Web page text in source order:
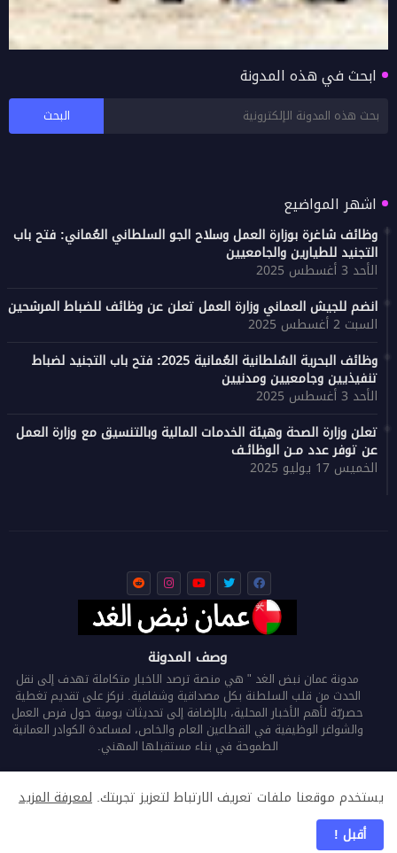
دائرة البلدية بصور تنظم حملة موسعة لتنظيف
ابحث في هذه المدونة
اشهر المواضيع
وظائف شاغرة بوزارة العمل وسلاح الجو السلطاني العُماني: فتح باب
التجنيد للطيارين والجامعيين
الأحد 3 أغسطس 2025
انضم للجيش العماني وزارة العمل تعلن عن وظائف للضباط المرشحين
السبت 2 أغسطس 2025
وظائف البحرية السُلطانية العُمانية 2025: فتح باب التجنيد لضباط
تنفيذيين وجامعيين ومدنيين
الأحد 3 أغسطس 2025
تعلن وزارة الصحة وهيئة الخدمات المالية وبالتنسيق مع وزارة العمل
عن توفر عدد مـن الوظائـف
الخميس 17 يوليو 2025
وصف المدونة
مدونة عمان نبض الغد " هي منصة ترصد الاخبار متكاملة تهدف إلى نقل
الحدث من قلب السلطنة بكل مصداقية وشفافية. نركز على تقديم تغطية
حصريّة لأهم الأخبار المحلية، بالإضافة إلى تحديثات يومية حول فرص العمل
والشواغر الوظيفية في القطاعين العام والخاص، لمساعدة الكوادر العمانية
الطموحة في بناء مستقبلها المهني.
الرئيسية من نحن اتصل بنا سياسة الخصوصية
يستخدم موقعنا ملفات تعريف الارتباط لتعزيز تجربتك. لمعرفة المزيد
أقبل !